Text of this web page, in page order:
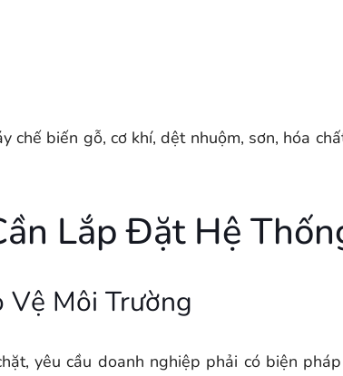
biến gỗ, cơ khí, dệt nhuộm, sơn, hóa
Lắp Đặt Hệ
Môi Trường
yêu cầu doanh nghiệp phải có biện